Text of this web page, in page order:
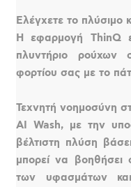
Ελέγχετε το πλύσιμο
Η εφαρμογή ThinQ
πλυντήριο ρούχων
φορτίου σας με το
Τεχνητή νοημοσύνη
AI Wash, με την
βέλτιστη πλύση
μπορεί να βοηθήσει
των υφασμάτων